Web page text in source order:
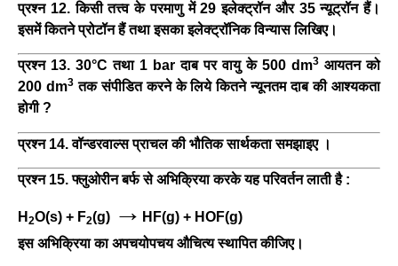
प्रश्न 12. किसी तत्त्व के परमाणु में 29 इलेक्ट्रॉन और 35 न्यूट्रॉन हैं।
इसमें कितने प्रोटॉन हैं तथा इसका इलेक्ट्रॉनिक विन्यास लिखिए।
प्रश्न 13. 30°C तथा 1 bar दाब पर वायु के 500 dm3 आयतन को
200 dm3तक संपीडित करने के लिये कितने न्यूनतम दाब की आश्यकता
होगी ?
प्रश्न 14. वॉन्डरवाल्स प्राचल की भौतिक सार्थकता समझाइए ।
प्रश्न 15. फ्लुओरीन बर्फ से अभिक्रिया करके यह परिवर्तन लाती है :
H 2O(s) + F2(g) → HF(g) + HOF(g)
इस अभिक्रिया का अपचयोपचय औचित्य स्थापित कीजिए।